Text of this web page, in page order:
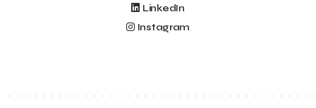
LinkedIn
Instagram